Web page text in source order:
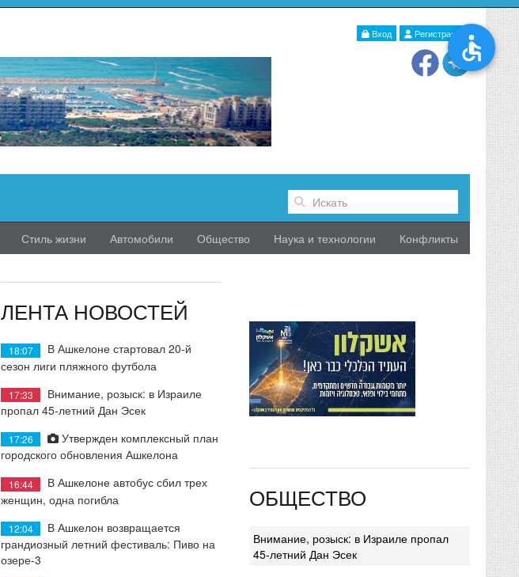
Вход Регистрация
Стиль жизни Автомобили Общество Наука и технологии Конфликты
ЛЕНТА НОВОСТЕЙ
18:07
В Ашкелоне стартовал 20-й
сезон лиги пляжного футбола
17:33
Внимание, розыск: в Израиле
пропал 45-летний Дан Эсек
17:26
Утвержден комплексный план
городского обновления Ашкелона
16:44
В Ашкелоне автобус сбил трех
женщин, одна погибла
12:04
В Ашкелон возвращается
грандиозный летний фестиваль: Пиво на
озере-3
ОБЩЕСТВО
Внимание, розыск: в Израиле пропал
45-летний Дан Эсек